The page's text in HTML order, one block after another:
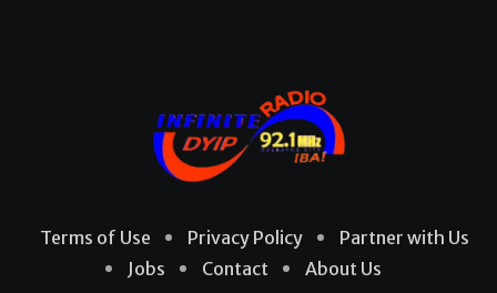
Terms of Use Privacy Policy
Partner with Us
Jobs
Contact About Us